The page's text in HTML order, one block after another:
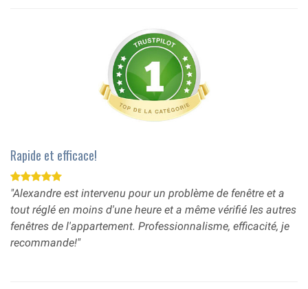
Rapide et efficace!
"Alexandre est intervenu pour un problème de fenêtre et a
tout réglé en moins d'une heure et a même vérifié les autres
fenêtres de l'appartement. Professionnalisme, efficacité, je
recommande!"